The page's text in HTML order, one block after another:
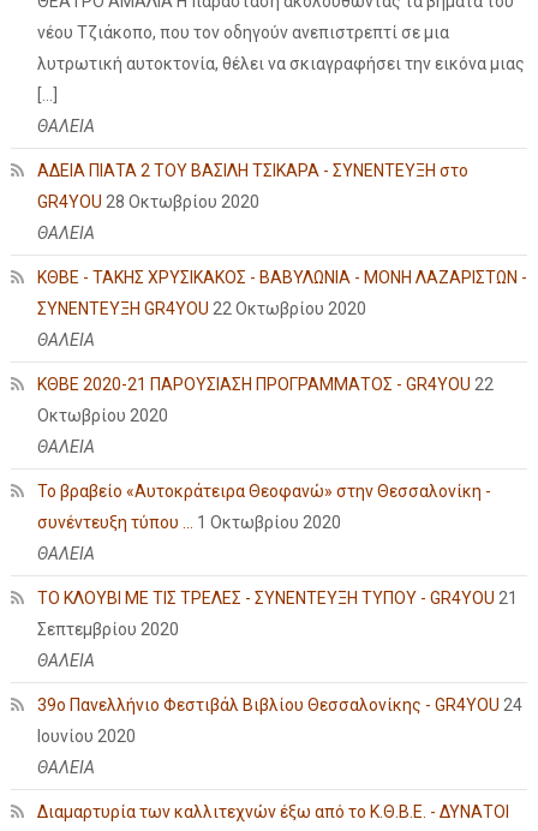
νέου Τζιάκοπο, που τον οδηγούν ανεπιστρεπτί σε μια
λυτρωτική αυτοκτονία, θέλει να σκιαγραφήσει την εικόνα μιας
ΘΑΛΕΙΑ
ΑΔΕΙΑ ΠΙΑΤΑ 2 ΤΟΥ ΒΑΣΙΛΗ ΤΣΙΚΑΡΑ - ΣΥΝΕΝΤΕΥΞΗ στο
GR4YOU 28 Οκτωβρίου 2020
ΘΑΛΕΙΑ
ΚΘΒΕ - ΤΑΚΗΣ ΧΡΥΣΙΚΑΚΟΣ - ΒΑΒΥΛΩΝΙΑ - ΜΟΝΗ ΛΑΖΑΡΙΣΤΩΝ -
ΣΥΝΕΝΤΕΥΞΗ GR4YOU 22 Οκτωβρίου 2020
ΘΑΛΕΙΑ
ΚΘΒΕ 2020-21 ΠΑΡΟΥΣΙΑΣΗ ΠΡΟΓΡΑΜΜΑΤΟΣ - GR4YOU 22
Οκτωβρίου 2020
ΘΑΛΕΙΑ
Το βραβείο «Αυτοκράτειρα Θεοφανώ» στην Θεσσαλονίκη -
συνέντευξη τύπου ...
1 Οκτωβρίου 2020
ΘΑΛΕΙΑ
ΤΟ ΚΛΟΥΒΙ ΜΕ ΤΙΣ ΤΡΕΛΕΣ - ΣΥΝΕΝΤΕΥΞΗ ΤΥΠΟΥ - GR4YOU 21
Σεπτεμβρίου 2020
ΘΑΛΕΙΑ
39ο Πανελλήνιο Φεστιβάλ Βιβλίου Θεσσαλονίκης - GR4YOU 24
Ιουνίου 2020
ΘΑΛΕΙΑ
Διαμαρτυρία των καλλιτεχνών έξω από το Κ.Θ.Β.Ε. - ΔΥΝΑΤΟΙ